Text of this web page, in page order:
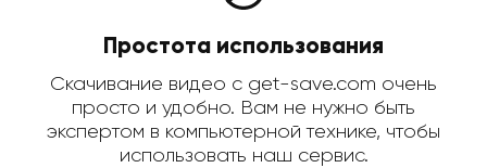
Простота использования
Скачивание видео с get-save.com очень
просто и удобно. Вам не нужно быть
экспертом в компьютерной технике, чтобы
использовать наш сервис.